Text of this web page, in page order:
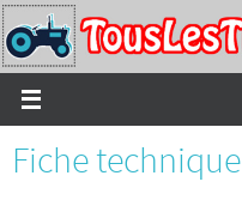
Passer
vers
le
contenu
Fiche